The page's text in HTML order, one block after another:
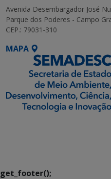
Avenida Desembargador José
Parque dos Poderes - Campo
CEP.: 79031-310
MAPA
get_footer();